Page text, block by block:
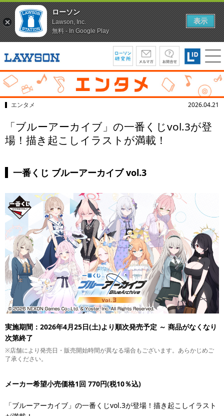
エンタメ 2026.04.21
「ブルーアーカイブ」の一番くじvol.3が登
場！描き起こしイラストが満載！
一番くじ ブルーアーカイブ vol.3
実施期間：2026年4月25日(土)より順次発売予定 ～ 商品がなくなり
次第終了
※店舗により発売日・販売開始時間が異なる場合もございます。あらかじめご
了承ください。
メーカー希望小売価格1回 770円(税10％込)
「ブルーアーカイブ」の一番くじvol.3が登場！描き起こしイラスト
ローソン
Lawson, Inc.
無料 - In Google Play
表示